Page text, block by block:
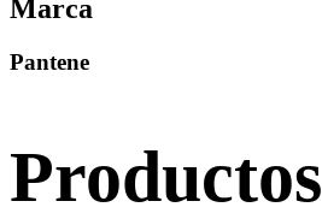
Marca
Pantene
Productos